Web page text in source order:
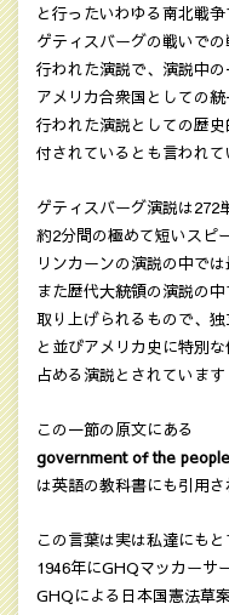
と行ったいわゆる南北戦
ゲティスバーグの戦いで
行われた演説で、演説中の
アメリカ合衆国としての
行われた演説としての歴
付されているとも言われ
ゲティスバーグ演説は272
約2分間の極めて短いスピ
リンカーンの演説の中で
また歴代大統領の演説の
取り上げられるもので、
と並びアメリカ史に特別な
占める演説とされています
この一節の原文にある
government of the
は英語の教科書にも引用
この言葉は実は私達にも
1946年にGHQマッカーサ
GHQによる日本国憲法草